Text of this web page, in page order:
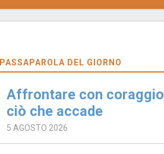
PASSAPAROLA DEL GIORNO
Affrontare con coraggio
ciò che accade
5 AGOSTO 2026